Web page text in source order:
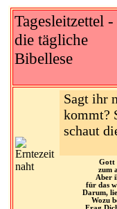
Tagesleitzettel -
die tägliche
Bibellese
Sagt ihr
kommt?
schaut
Gott
zum
Aber
für das
Darum,
Wozu